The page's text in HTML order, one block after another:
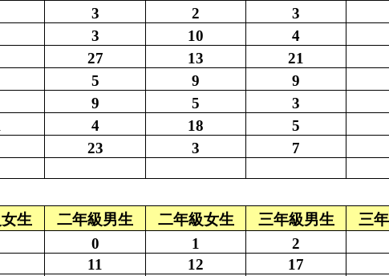
3 2
3
3 10
4
27 13 21
5 9
9
9 5
3
4 18 5
23 3 7
生 二年級男生 二年級女生 三年級男生
三
0 1
2
11 12
17